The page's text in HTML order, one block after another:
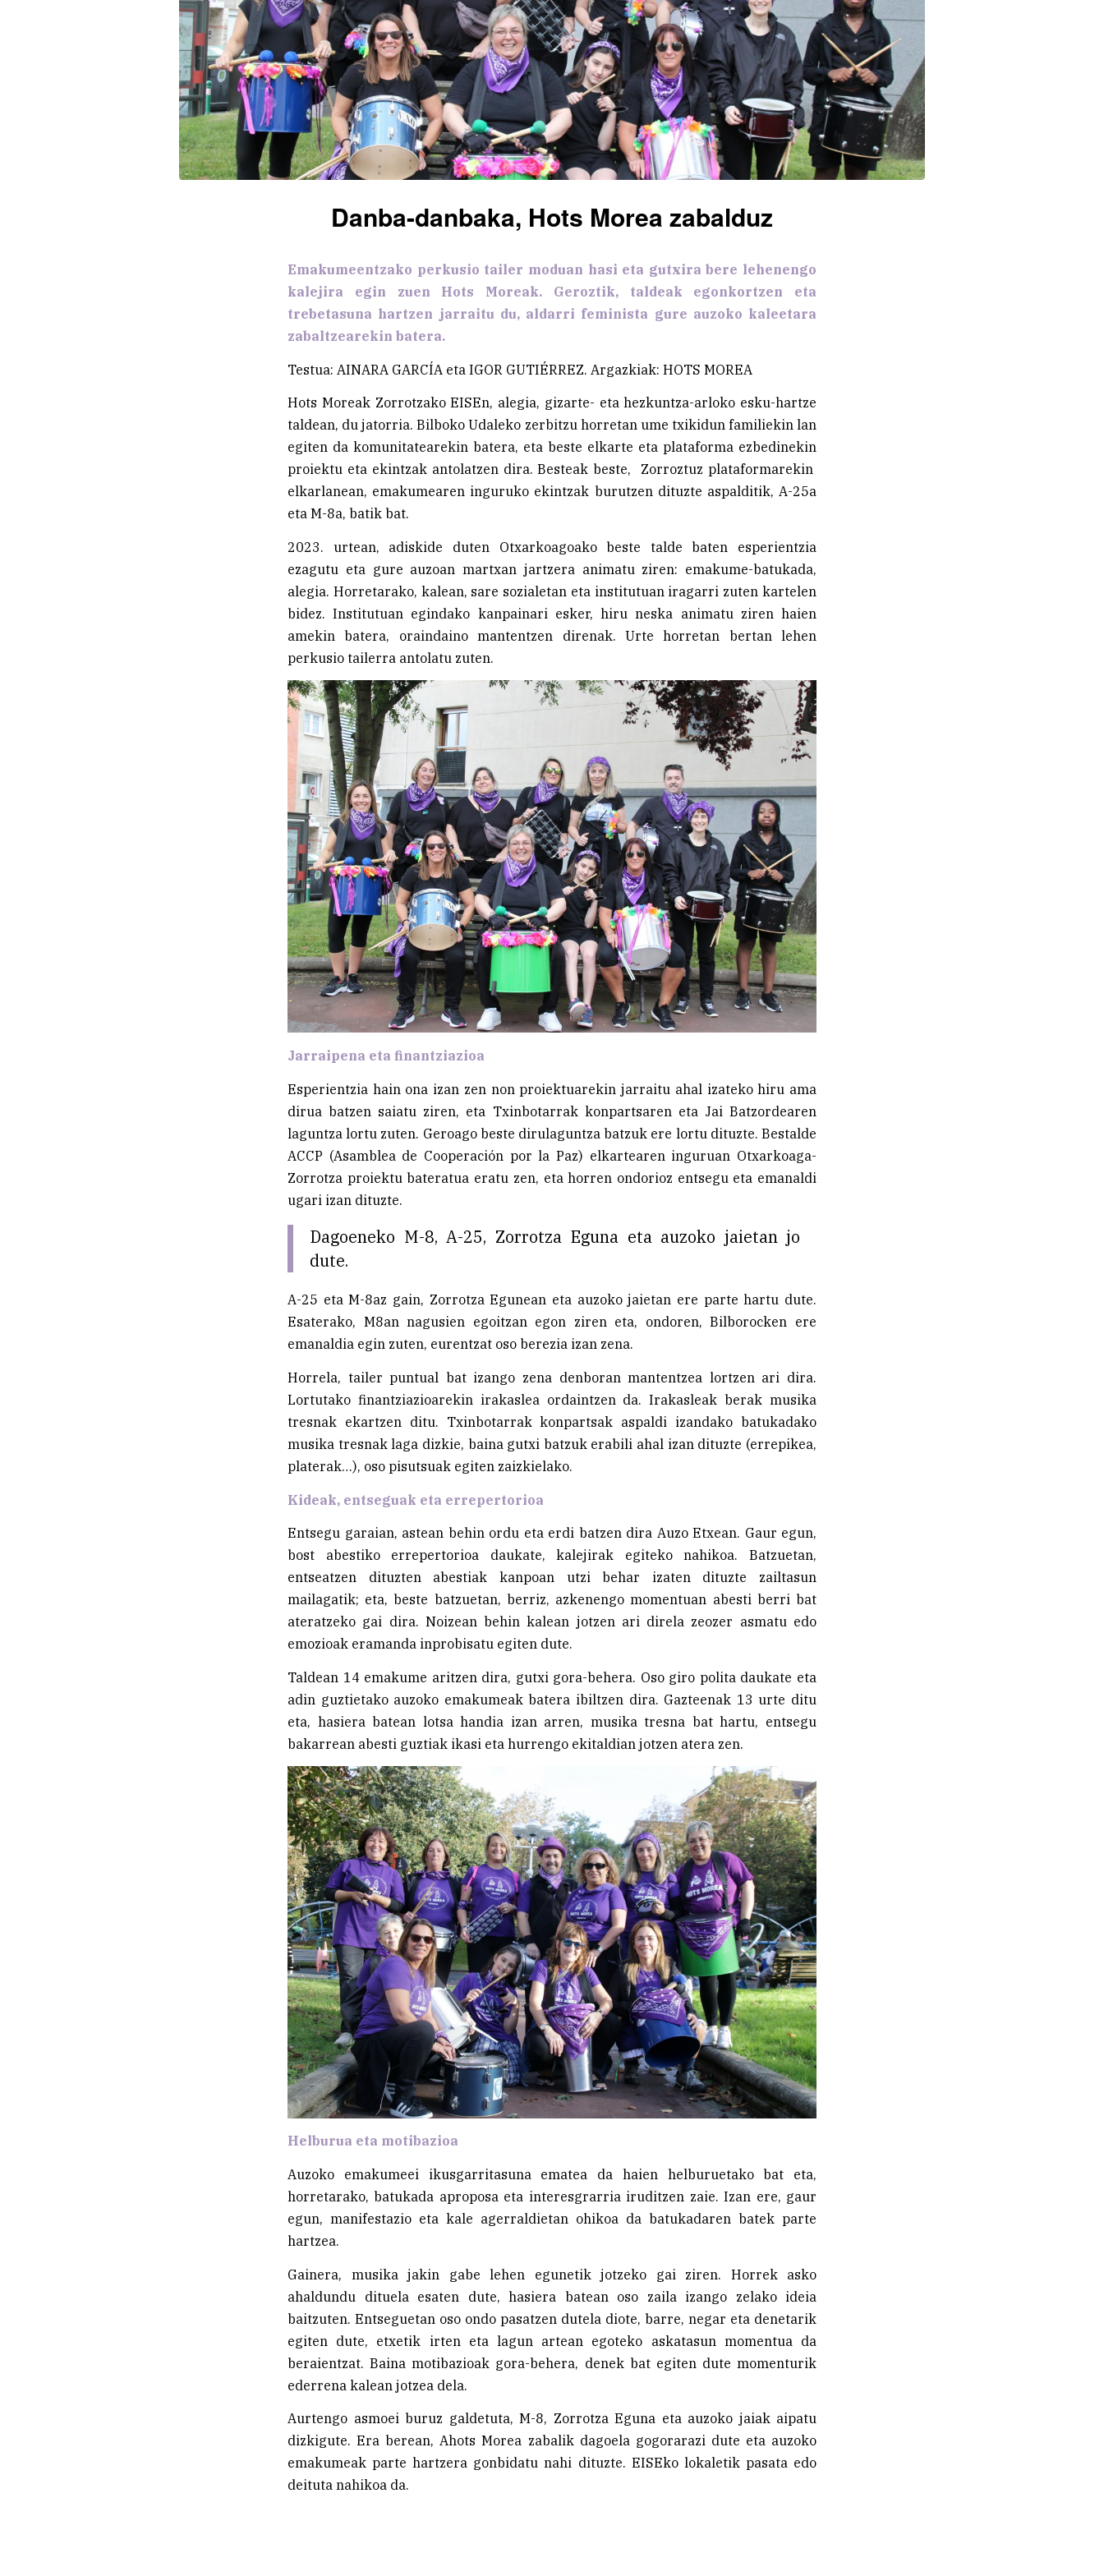
Danba-danbaka, Hots Morea zabalduz
Emakumeentzako perkusio tailer moduan hasi eta gutxira bere lehenengo
kalejira egin zuen Hots Moreak. Geroztik, taldeak egonkortzen eta
trebetasuna hartzen jarraitu du, aldarri feminista gure auzoko kaleetara
zabaltzearekin batera.
Testua: AINARA GARCÍA eta IGOR GUTIÉRREZ. Argazkiak: HOTS MOREA
Hots Moreak Zorrotzako EISEn, alegia, gizarte- eta hezkuntza-arloko esku-hartze
taldean, du jatorria. Bilboko Udaleko zerbitzu horretan ume txikidun familiekin lan
egiten da komunitatearekin batera, eta beste elkarte eta plataforma ezbedinekin
proiektu eta ekintzak antolatzen dira. Besteak beste, Zorroztuz plataformarekin
elkarlanean, emakumearen inguruko ekintzak burutzen dituzte aspalditik, A-25a
eta M-8a, batik bat.
2023. urtean, adiskide duten Otxarkoagoako beste talde baten esperientzia
ezagutu eta gure auzoan martxan jartzera animatu ziren: emakume-batukada,
alegia. Horretarako, kalean, sare sozialetan eta institutuan iragarri zuten kartelen
bidez. Institutuan egindako kanpainari esker, hiru neska animatu ziren haien
amekin batera, oraindaino mantentzen direnak. Urte horretan bertan lehen
perkusio tailerra antolatu zuten.
Jarraipena eta finantziazioa
Esperientzia hain ona izan zen non proiektuarekin jarraitu ahal izateko hiru ama
dirua batzen saiatu ziren, eta Txinbotarrak konpartsaren eta Jai Batzordearen
laguntza lortu zuten. Geroago beste dirulaguntza batzuk ere lortu dituzte. Bestalde
ACCP (Asamblea de Cooperación por la Paz) elkartearen inguruan Otxarkoaga-
Zorrotza proiektu bateratua eratu zen, eta horren ondorioz entsegu eta emanaldi
ugari izan dituzte.
Dagoeneko M-8, A-25, Zorrotza Eguna eta auzoko jaietan jo
dute.
A-25 eta M-8az gain, Zorrotza Egunean eta auzoko jaietan ere parte hartu dute.
Esaterako, M8an nagusien egoitzan egon ziren eta, ondoren, Bilborocken ere
emanaldia egin zuten, eurentzat oso berezia izan zena.
Horrela, tailer puntual bat izango zena denboran mantentzea lortzen ari dira.
Lortutako finantziazioarekin irakaslea ordaintzen da. Irakasleak berak musika
tresnak ekartzen ditu. Txinbotarrak konpartsak aspaldi izandako batukadako
musika tresnak laga dizkie, baina gutxi batzuk erabili ahal izan dituzte (errepikea,
platerak…), oso pisutsuak egiten zaizkielako.
Kideak, entseguak eta errepertorioa
Entsegu garaian, astean behin ordu eta erdi batzen dira Auzo Etxean. Gaur egun,
bost abestiko errepertorioa daukate, kalejirak egiteko nahikoa. Batzuetan,
entseatzen dituzten abestiak kanpoan utzi behar izaten dituzte zailtasun
mailagatik; eta, beste batzuetan, berriz, azkenengo momentuan abesti berri bat
ateratzeko gai dira. Noizean behin kalean jotzen ari direla zeozer asmatu edo
emozioak eramanda inprobisatu egiten dute.
Taldean 14 emakume aritzen dira, gutxi gora-behera. Oso giro polita daukate eta
adin guztietako auzoko emakumeak batera ibiltzen dira. Gazteenak 13 urte ditu
eta, hasiera batean lotsa handia izan arren, musika tresna bat hartu, entsegu
bakarrean abesti guztiak ikasi eta hurrengo ekitaldian jotzen atera zen.
Helburua eta motibazioa
Auzoko emakumeei ikusgarritasuna ematea da haien helburuetako bat eta,
horretarako, batukada aproposa eta interesgrarria iruditzen zaie. Izan ere, gaur
egun, manifestazio eta kale agerraldietan ohikoa da batukadaren batek parte
hartzea.
Gainera, musika jakin gabe lehen egunetik jotzeko gai ziren. Horrek asko
ahaldundu dituela esaten dute, hasiera batean oso zaila izango zelako ideia
baitzuten. Entseguetan oso ondo pasatzen dutela diote, barre, negar eta denetarik
egiten dute, etxetik irten eta lagun artean egoteko askatasun momentua da
beraientzat. Baina motibazioak gora-behera, denek bat egiten dute momenturik
ederrena kalean jotzea dela.
Aurtengo asmoei buruz galdetuta, M-8, Zorrotza Eguna eta auzoko jaiak aipatu
dizkigute. Era berean, Ahots Morea zabalik dagoela gogorarazi dute eta auzoko
emakumeak parte hartzera gonbidatu nahi dituzte. EISEko lokaletik pasata edo
deituta nahikoa da.